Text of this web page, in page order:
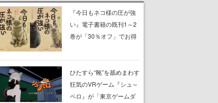
『今日もネコ様の圧が強
い』電子書籍の既刊1～2
巻が「30％オフ」でお得
たネコたちと、ネコを溺
愛する人間のすれ違いを
描く
ひたすら“靴”を舐めまわす
狂気のVRゲーム『シュ～
ペロ』が「東京ゲームダ